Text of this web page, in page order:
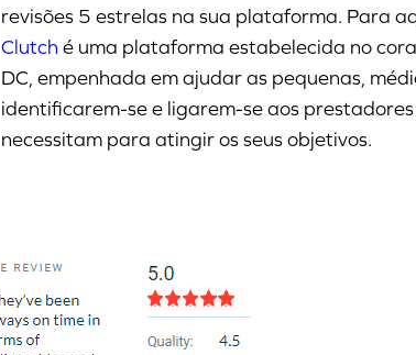
revisões 5 estrelas na sua plataforma. Para
Clutch é uma plataforma estabelecida no
DC, empenhada em ajudar as pequenas,
identificarem-se e ligarem-se aos
necessitam para atingir os seus objetivos.